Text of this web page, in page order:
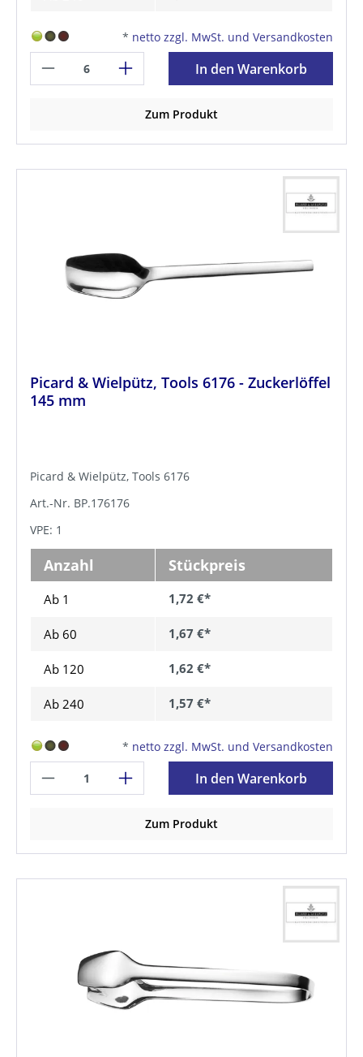
* netto zzgl. MwSt. und Versandkosten
In den Warenkorb
Zum Produkt
Picard & Wielpütz, Tools 6176 - Zuckerlöffel
145 mm
Picard & Wielpütz, Tools 6176
Art.-Nr. BP.176176
VPE: 1
Anzahl Stückpreis
Ab 1 1,72 €*
Ab 60 1,67 €*
Ab 120 1,62 €*
Ab 240 1,57 €*
* netto zzgl. MwSt. und Versandkosten
In den Warenkorb
Zum Produkt